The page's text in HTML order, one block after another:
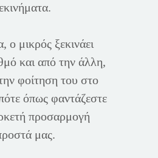
ο μικρός ξεκινάει
και από την άλλη,
φοίτηση του στο
όπως φαντάζεστε
προσαρμογή
μας.